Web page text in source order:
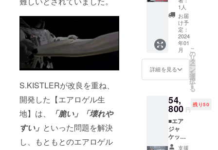
S.KISTLERが改良を重ね、
開発した【エアロゲル生
地】は、
「脆い」「壊れや
すい」 といった問題を解決
し、もともとのエアロゲル
すよ
う、よ
ろしく
お願い
申し上
げま
す。
配送時
期：
2024年
1月予定
です。
※使用感
などお
客様の
ご都合
品はで
きかね
ますの
でご注
意くだ
さい。
支援購
能な
し)×2着
［一般
販売予
定価格
46,800
円(税込)
の50%
オ
フ！］
※カラー
黒の2色
になり
ます。
※価格は
消費税
込みで
す。 ※
1人
お届
け予
定：
2024
年01
月
詳細を見る
こ
の
リ
タ
ー
ン
を
選
択
す
る
54,
800 円
残り50
■エア
ジャ
ケット
(ヒー支援